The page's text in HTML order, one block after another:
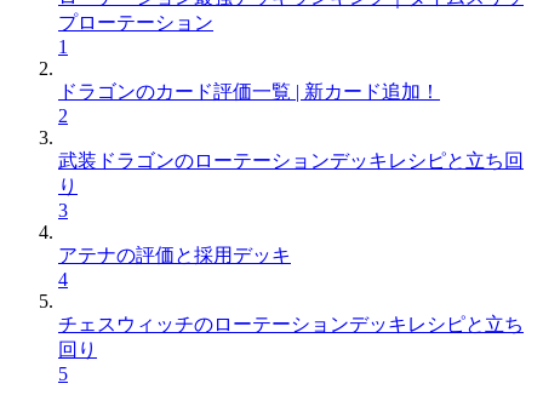
プローテーション
1
ドラゴンのカード評価一覧 | 新カード追加！
2
武装ドラゴンのローテーションデッキレシピと立ち回
り
3
アテナの評価と採用デッキ
4
チェスウィッチのローテーションデッキレシピと立ち
回り
5